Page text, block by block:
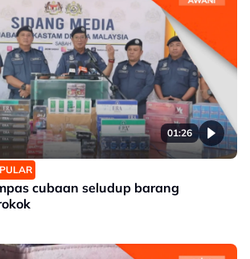
01:26
cubaan seludup barang